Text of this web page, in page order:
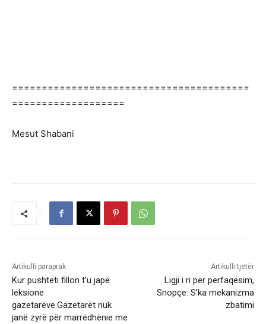
========================================
===================
Mesut Shabani
Artikulli paraprak
Kur pushteti fillon t’u japë
leksione
gazetarëve.Gazetarët nuk
janë zyrë për marrëdhënie me
Artikulli tjetër
Ligji i ri për përfaqësim,
Snopçe: S’ka mekanizma
zbatimi